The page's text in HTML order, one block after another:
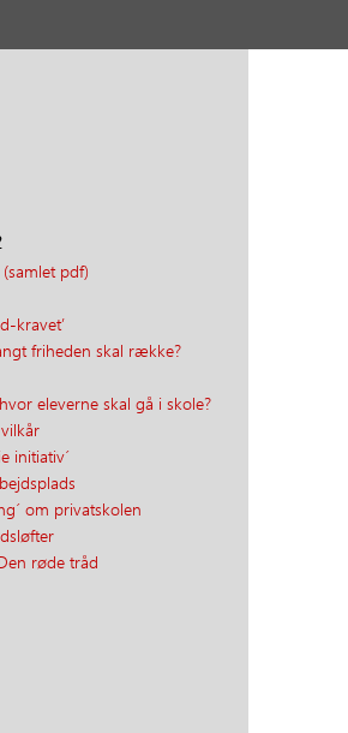
og netværk
pdf)
kravet’
friheden skal række?
eleverne skal gå i skole?
initiativ´
om privatskolen
røde tråd